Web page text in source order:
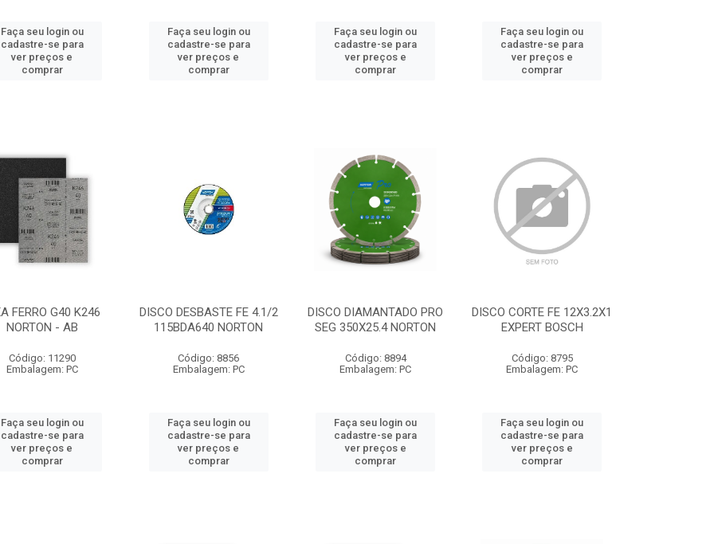
Faça seu login ou
cadastre-se para
ver preços e
comprar
Faça seu login ou
cadastre-se para
ver preços e
comprar
Faça seu login ou
cadastre-se para
ver preços e
comprar
Faça seu login ou
cadastre-se para
ver preços e
comprar
FERRO G40 K246
NORTON - AB
Código: 11290
Embalagem: PC
Faça seu login ou
cadastre-se para
ver preços e
comprar
DISCO DESBASTE FE 4.1/2
115BDA640 NORTON
Código: 8856
Embalagem: PC
Faça seu login ou
cadastre-se para
ver preços e
comprar
DISCO DIAMANTADO PRO
SEG 350X25.4 NORTON
Código: 8894
Embalagem: PC
Faça seu login ou
cadastre-se para
ver preços e
comprar
DISCO CORTE FE 12X3.2X1
EXPERT BOSCH
Código: 8795
Embalagem: PC
Faça seu login ou
cadastre-se para
ver preços e
comprar